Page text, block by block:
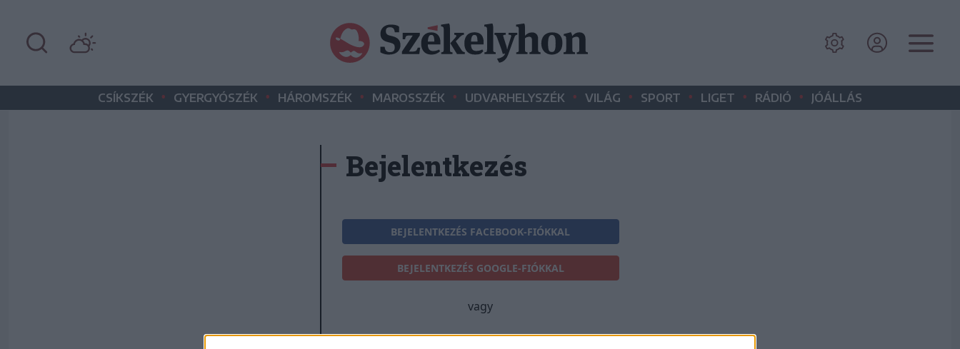
CSÍKSZÉK • GYERGYÓSZÉK • HÁROMSZÉK • MAROSSZÉK • UDVARHELYSZÉK • VILÁG • SPORT • LIGET • RÁDIÓ • JÓÁLLÁS
Bejelentkezés
BEJELENTKEZÉS FACEBOOK-FIÓKKAL
BEJELENTKEZÉS GOOGLE-FIÓKKAL
vagy
E-mail-cím